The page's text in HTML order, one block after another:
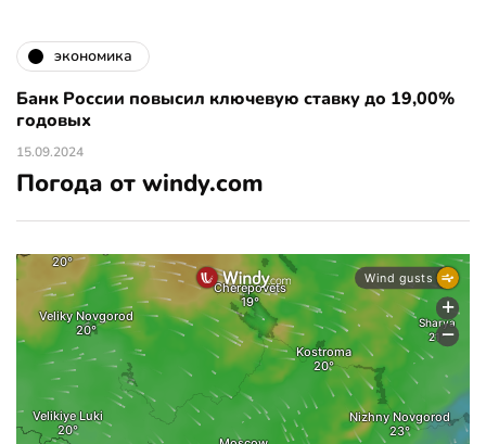
экономика
Банк России повысил ключевую ставку до 19,00%
годовых
15.09.2024
Погода от windy.com